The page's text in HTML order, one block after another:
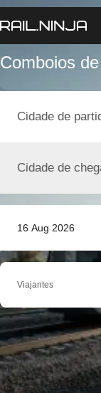
Comboios
16 Aug 2026
Cidade de
Cidade de
Viajantes